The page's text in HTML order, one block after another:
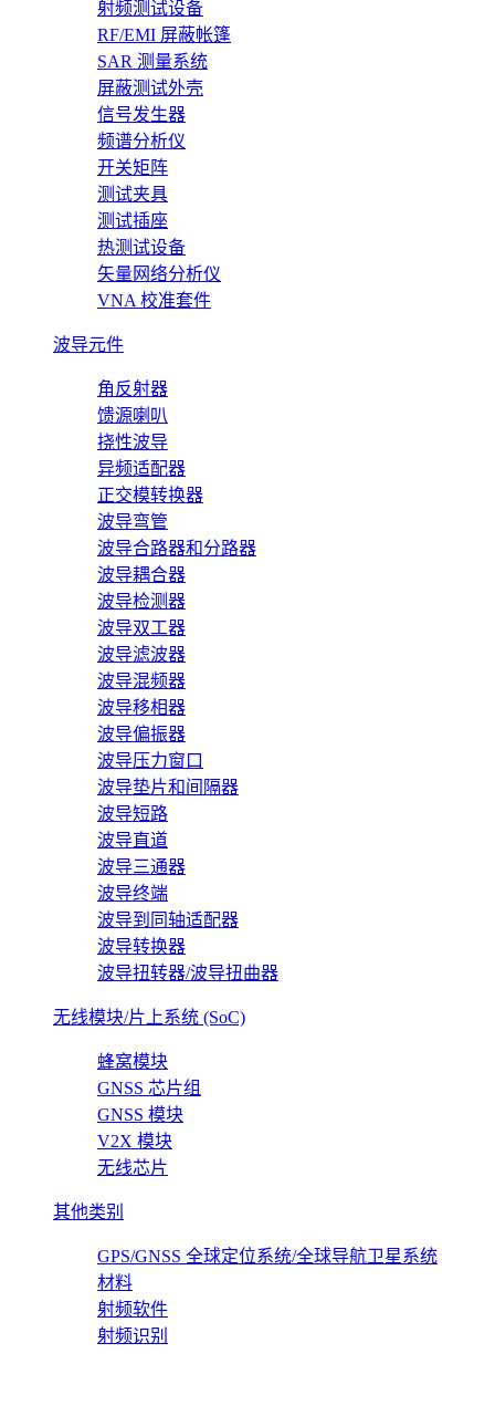
射频测试设备
RF/EMI 屏蔽帐篷
SAR 测量系统
屏蔽测试外壳
信号发生器
频谱分析仪
开关矩阵
测试夹具
测试插座
热测试设备
矢量网络分析仪
VNA 校准套件
波导元件
角反射器
馈源喇叭
挠性波导
异频适配器
正交模转换器
波导弯管
波导合路器和分路器
波导耦合器
波导检测器
波导双工器
波导滤波器
波导混频器
波导移相器
波导偏振器
波导压力窗口
波导垫片和间隔器
波导短路
波导直道
波导三通器
波导终端
波导到同轴适配器
波导转换器
波导扭转器/波导扭曲器
无线模块/片上系统 (SoC)
蜂窝模块
GNSS 芯片组
GNSS 模块
V2X 模块
无线芯片
其他类别
GPS/GNSS 全球定位系统/全球导航卫星系统
材料
射频软件
射频识别